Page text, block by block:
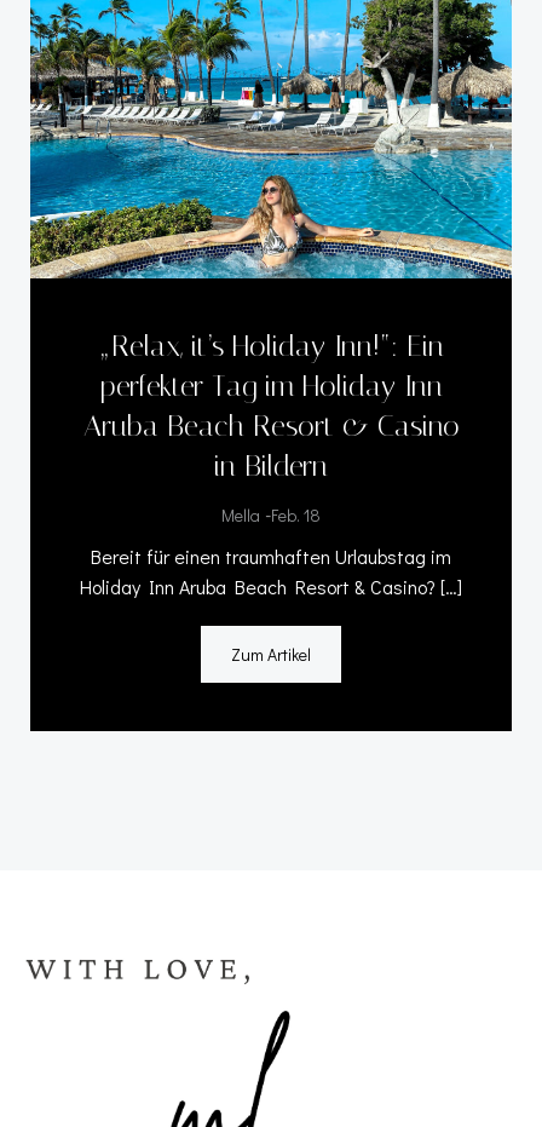
„Relax, it’s Holiday Inn!“: Ein
perfekter Tag im Holiday Inn
Aruba Beach Resort & Casino
in Bildern
Mella -Feb. 18
Bereit für einen traumhaften Urlaubstag im
Holiday Inn Aruba Beach Resort & Casino? […]
Zum Artikel